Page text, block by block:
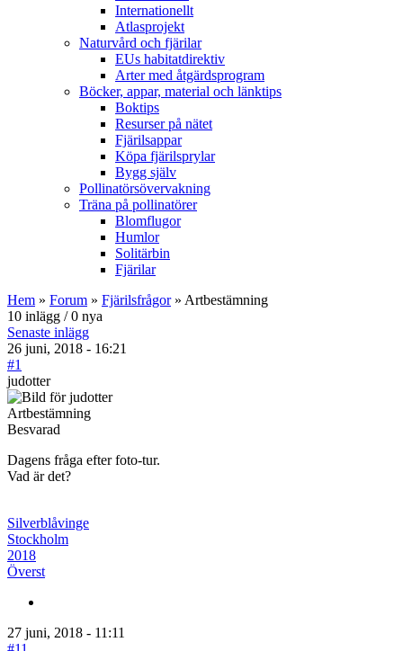
Internationellt
Atlasprojekt
Naturvård och fjärilar
EUs habitatdirektiv
Arter med åtgärdsprogram
Böcker, appar, material och länktips
Boktips
Resurser på nätet
Fjärilsappar
Köpa fjärilsprylar
Bygg själv
Pollinatörsövervakning
Träna på pollinatörer
Blomflugor
Humlor
Solitärbin
Fjärilar
Hem » Forum » Fjärilsfrågor» Artbestämning
10 inlägg / 0 nya
Senaste inlägg
26 juni, 2018 - 16:21
#1
judotter
Artbestämning
Besvarad
Dagens fråga efter foto-tur.
Vad är det?
Silverblåvinge
Stockholm
2018
Överst
27 juni, 2018 - 11:11